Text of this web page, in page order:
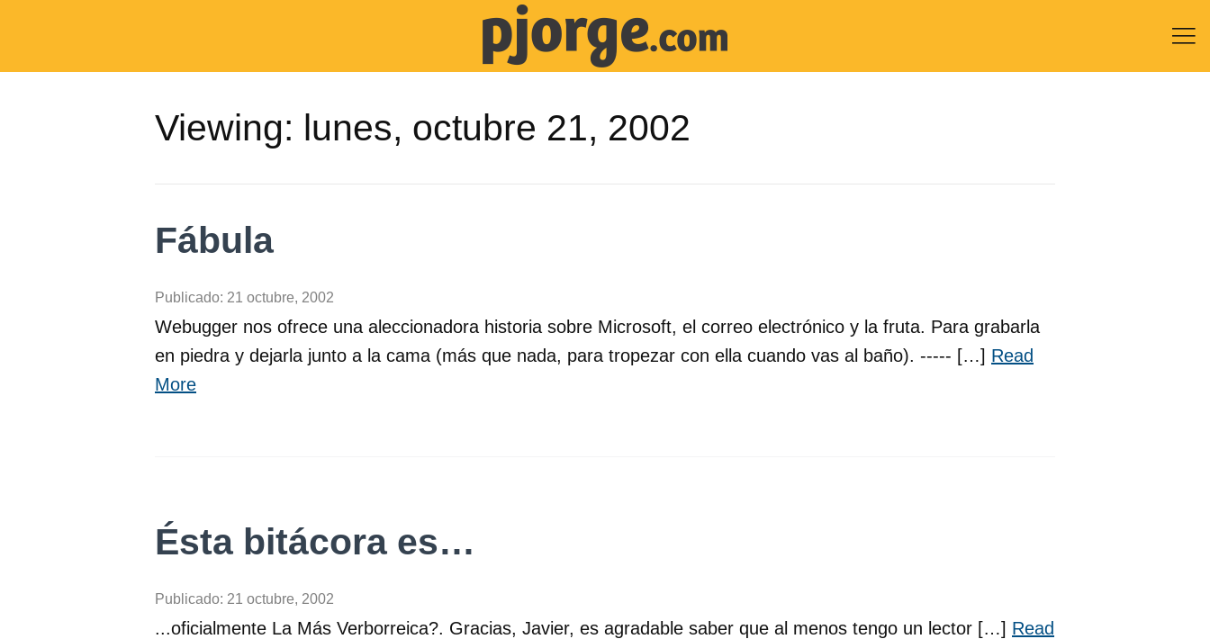

Viewing: lunes, octubre 21, 2002
Fábula
Publicado: 21 octubre, 2002
Webugger nos ofrece una aleccionadora historia sobre Microsoft, el correo electrónico y la fruta. Para grabarla
en piedra y dejarla junto a la cama (más que nada, para tropezar con ella cuando vas al baño). ----- […] Read
More
Ésta bitácora es…
Publicado: 21 octubre, 2002
...oficialmente La Más Verborreica?. Gracias, Javier, es agradable saber que al menos tengo un lector […] Read